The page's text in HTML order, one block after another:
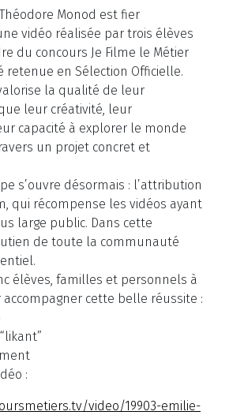
Théodore Monod est fier
vidéo réalisée par trois élèves
du concours Je Filme le Métier
retenue en Sélection Officielle.
la qualité de leur
leur créativité, leur
capacité à explorer le monde
un projet concret et
s’ouvre désormais : l’attribution
qui récompense les vidéos ayant
large public. Dans cette
de toute la communauté
élèves, familles et personnels à
cette belle réussite :
:
video/19903-emilie-